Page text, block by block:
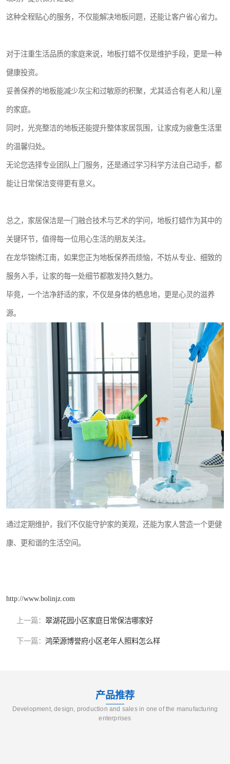
这种全程贴心的服务，不仅能解决地板问题，还能让客户省心省力。
对于注重生活品质的家庭来说，地板打蜡不仅是维护手段，更是一种
健康投资。
妥善保养的地板能减少灰尘和过敏原的积聚，尤其适合有老人和儿童
的家庭。
同时，光亮整洁的地板还能提升整体家居氛围，让家成为疲惫生活里
的温馨归处。
无论您选择专业团队上门服务，还是通过学习科学方法自己动手，都
能让日常保洁变得更有意义。
总之，家居保洁是一门融合技术与艺术的学问，地板打蜡作为其中的
关键环节，值得每一位用心生活的朋友关注。
在龙华锦绣江南，如果您正为地板保养而烦恼，不妨从专业、细致的
服务入手，让家的每一处细节都散发持久魅力。
毕竟，一个洁净舒适的家，不仅是身体的栖息地，更是心灵的滋养
源。
通过定期维护，我们不仅能守护家的美观，还能为家人营造一个更健
康、更和谐的生活空间。
http://www.bolinjz.com
上一篇： 翠湖花园小区家庭日常保洁哪家好
下一篇： 鸿荣源博誉府小区老年人照料怎么样
产品推荐
Development, design, production and sales in one of the manufacturing
enterprises